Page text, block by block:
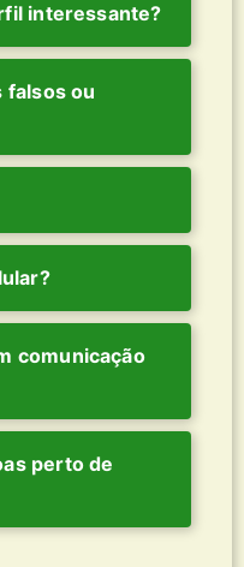
interessante?
falsos ou
comunicação
perto de